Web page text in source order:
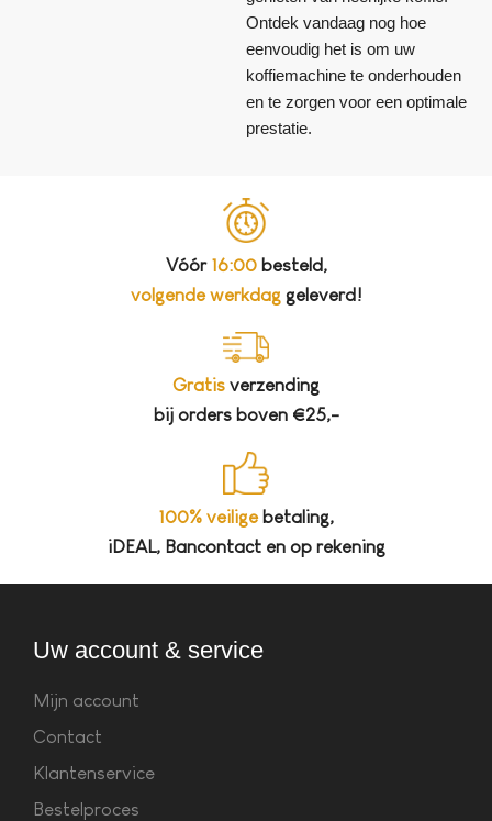
Ontdek vandaag nog hoe
eenvoudig het is om uw
koffiemachine te onderhouden
en te zorgen voor een optimale
prestatie.
Vóór 16:00besteld,
volgende werkdaggeleverd!
Gratis verzending
bij orders boven €25,-
100% veiligebetaling,
iDEAL, Bancontact en op rekening
Uw account & service
Mijn account
Contact
Klantenservice
Bestelproces